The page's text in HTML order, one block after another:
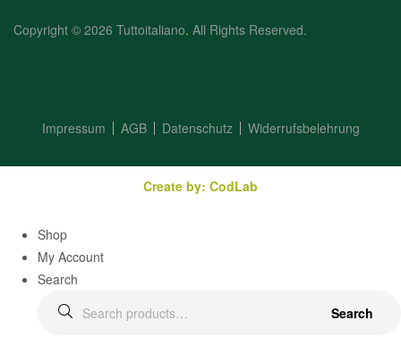
Copyright © 2026 Tuttoitaliano. All Rights Reserved.
Impressum AGB Datenschutz Widerrufsbelehrung
Create by: CodLab
Shop
My Account
Search
Search